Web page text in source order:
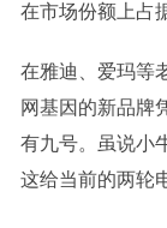
在市场份额上占
在雅迪、爱玛等
网基因的新品牌
有九号。虽说小
这给当前的两轮